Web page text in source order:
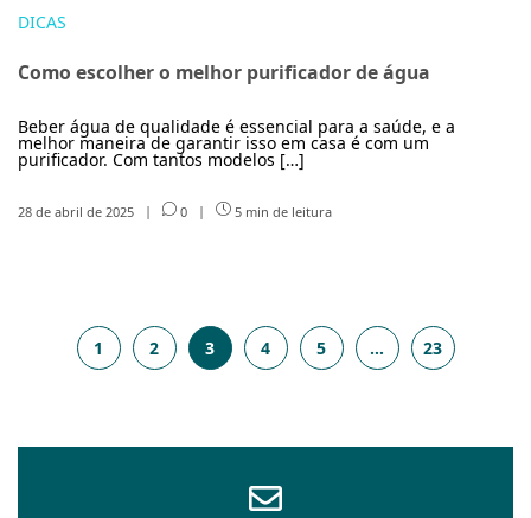
DICAS
Como escolher o melhor purificador de água
Beber água de qualidade é essencial para a saúde, e a
melhor maneira de garantir isso em casa é com um
purificador. Com tantos modelos […]
28 de abril de 2025 | 0 | 5 min de leitura
1 2 3 4 5 … 23